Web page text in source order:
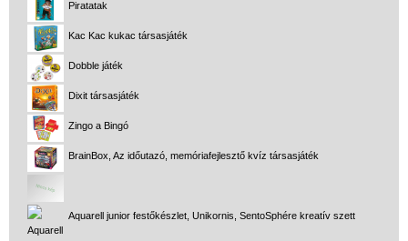
Piratatak
Kac Kac kukac társasjáték
Dobble játék
Dixit társasjáték
Zingo a Bingó
BrainBox, Az időutazó, memóriafejlesztő kvíz társasjáték
Aquarell junior festőkészlet, Unikornis, SentoSphére kreatív szett